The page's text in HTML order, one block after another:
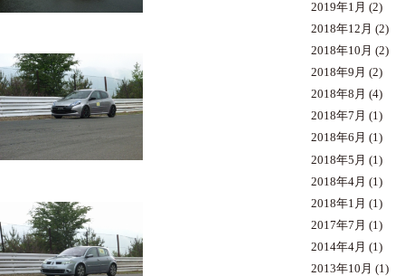
2019年1月 (2)
2018年12月 (2)
2018年10月 (2)
2018年9月 (2)
2018年8月 (4)
2018年7月 (1)
2018年6月 (1)
2018年5月 (1)
2018年4月 (1)
2018年1月 (1)
2017年7月 (1)
2014年4月 (1)
2013年10月 (1)